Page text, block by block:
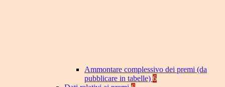
Ammontare complessivo dei premi (da
pubblicare in tabelle) 6